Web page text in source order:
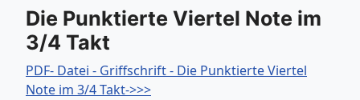
Die Punktierte Viertel Note im
3/4 Takt
PDF- Datei - Griffschrift - Die Punktierte Viertel
Note im 3/4 Takt->>>